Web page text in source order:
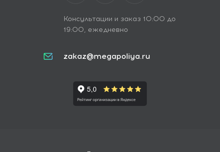
Консультации и заказ 10:00 до
19:00, ежедневно
zakaz@megapoliya.ru